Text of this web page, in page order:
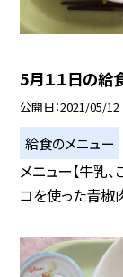
5月１１日の給
公開日 2021/05/12
給食のメニュー
メニュー【牛乳
コを使った青椒